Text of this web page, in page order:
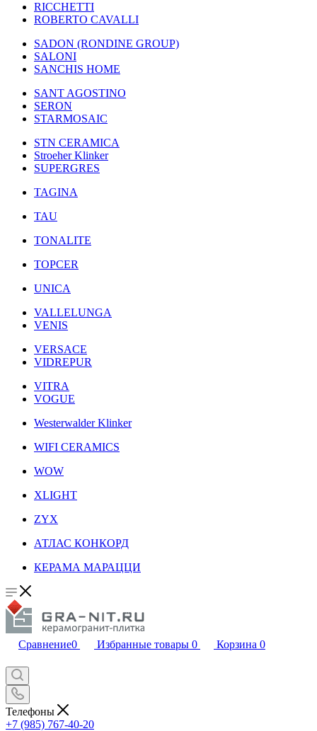
RICCHETTI
ROBERTO CAVALLI
SADON (RONDINE GROUP)
SALONI
SANCHIS HOME
SANT AGOSTINO
SERON
STARMOSAIC
STN CERAMICA
Stroeher Klinker
SUPERGRES
TAGINA
TAU
TONALITE
TOPCER
UNICA
VALLELUNGA
VENIS
VERSACE
VIDREPUR
VITRA
VOGUE
Westerwalder Klinker
WIFI CERAMICS
WOW
XLIGHT
ZYX
АТЛАС КОНКОРД
КЕРАМА МАРАЦЦИ
Сравнение0 Избранные товары 0 Корзина 0
Телефоны
+7 (985) 767-40-20